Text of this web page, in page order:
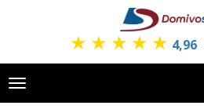
★ ★ ★ ★ ★ 4,96
Toggle